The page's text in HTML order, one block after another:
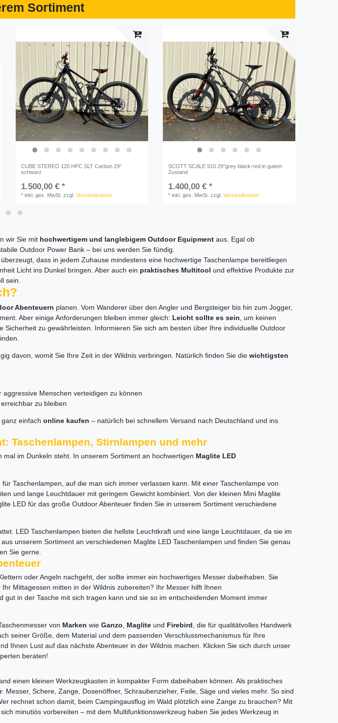
Sortiment
CUBE STEREO 120 HPC SLT Carbon 29‘‘
schwarz
1.500,00 € *
*inkl. ges. MwSt. zzgl.Versandkosten
SCOTT SCALE 910 29‘‘grey-black-red in gutem
Zustand
1.400,00 € *
*inkl. ges. MwSt. zzgl.Versandkosten
wir Sie mit hochwertigem und langlebigem Outdoor Equipment aus. Egal ob
Outdoor Power Bank – bei uns werden Sie fündig.
dass in jedem Zuhause mindestens eine hochwertige Taschenlampe bereitliegen
Licht ins Dunkel bringen. Aber auch ein praktisches Multitool und effektive Produkte zur
sein.
Abenteuern planen. Vom Wanderer über den Angler und Bergsteiger bis hin zum Jogger,
Aber einige Anforderungen bleiben immer gleich: Leicht sollte es sein , um keinen
Sicherheit zu gewährleisten. Informieren Sie sich am besten über Ihre individuelle Outdoor
davon, womit Sie Ihre Zeit in der Wildnis verbringen. Natürlich finden Sie die wichtigsten
aggressive Menschen verteidigen zu können
zu bleiben
einfach online kaufen – natürlich bei schnellem Versand nach Deutschland und ins
Taschenlampen, Stirnlampen und mehr
im Dunkeln steht. In unserem Sortiment an hochwertigen Maglite LED
Taschenlampen, auf die man sich immer verlassen kann. Mit einer Taschenlampe von
und lange Leuchtdauer mit geringem Gewicht kombiniert. Von der kleinen Mini Maglite
LED für das große Outdoor Abenteuer finden Sie in unserem Sortiment verschiedene
LED Taschenlampen bieten die hellste Leuchtkraft und eine lange Leuchtdauer, da sie im
unserem Sortiment an verschiedenen Maglite LED Taschenlampen und finden Sie genau
Sie gerne.
oder Angeln nachgeht, der sollte immer ein hochwertiges Messer dabeihaben. Sie
Mittagessen mitten in der Wildnis zubereiten? Ihr Messer hilft Ihnen
gut in der Tasche mit sich tragen kann und sie so im entscheidenden Moment immer
von Marken wie Ganzo Maglite und Firebird , die für qualitätvolles Handwerk
seiner Größe, dem Material und dem passenden Verschlussmechanismus für Ihre
Ihnen Lust auf das nächste Abenteuer in der Wildnis machen. Klicken Sie sich durch unser
beraten!
einen kleinen Werkzeugkasten in kompakter Form dabeihaben können. Als praktisches
: Messer, Schere, Zange, Dosenöffner, Schraubenzieher, Feile, Säge und vieles mehr. So sind
rechnet schon damit, beim Campingausflug im Wald plötzlich eine Zange zu brauchen? Mit
minutiös vorbereiten – mit dem Multifunktionswerkzeug haben Sie jedes Werkzeug in